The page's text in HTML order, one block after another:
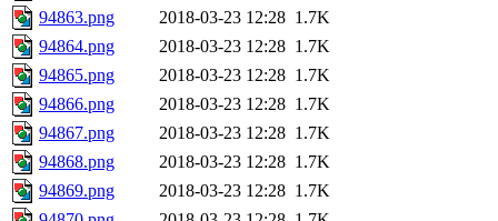
94863.png
2018-03-23 12:28 1.7K
94864.png
2018-03-23 12:28 1.7K
94865.png
2018-03-23 12:28 1.7K
94866.png
2018-03-23 12:28 1.7K
94867.png
2018-03-23 12:28 1.7K
94868.png
2018-03-23 12:28 1.7K
94869.png
2018-03-23 12:28 1.7K